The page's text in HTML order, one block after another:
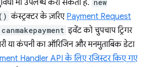
भी उपलब्ध करा सकती हैं. new
कंस्ट्रक्टर के ज़रिए Payment Request
canmakepayment इवेंट को चुपचाप ट्रिगर
या कंपनी का ऑरिजिन और मनमुताबिक डेटा
Handler API के लिए रजिस्टर किए गए